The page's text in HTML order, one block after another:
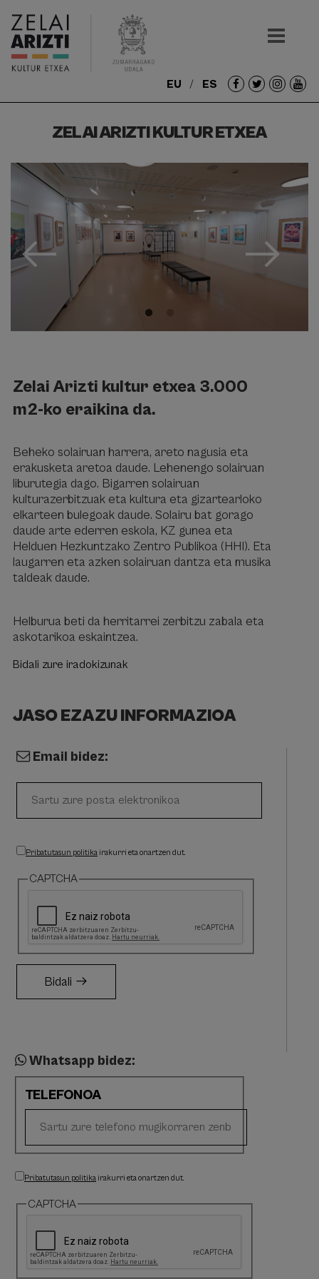
EU ES
Redes
sociales
ZELAI ARIZTI KULTUR ETXEA
Zelai Arizti kultur etxea 3.000
m2-ko eraikina da.
Beheko solairuan harrera, areto nagusia eta
erakusketa aretoa daude. Lehenengo solairuan
liburutegia dago. Bigarren solairuan
kulturazerbitzuak eta kultura eta gizartearloko
elkarteen bulegoak daude. Solairu bat gorago
daude arte ederren eskola, KZ gunea eta
Helduen Hezkuntzako Zentro Publikoa (HHI). Eta
laugarren eta azken solairuan dantza eta musika
taldeak daude.
Helburua beti da herritarrei zerbitzu zabala eta
askotarikoa eskaintzea.
Bidali zure iradokizunak
JASO EZAZU INFORMAZIOA
Email bidez:
Pribatutasun politika irakurri eta onartzen dut.
CAPTCHA
Bidali
Whatsapp bidez:
TELEFONOA
Pribatutasun politika irakurri eta onartzen dut.
CAPTCHA